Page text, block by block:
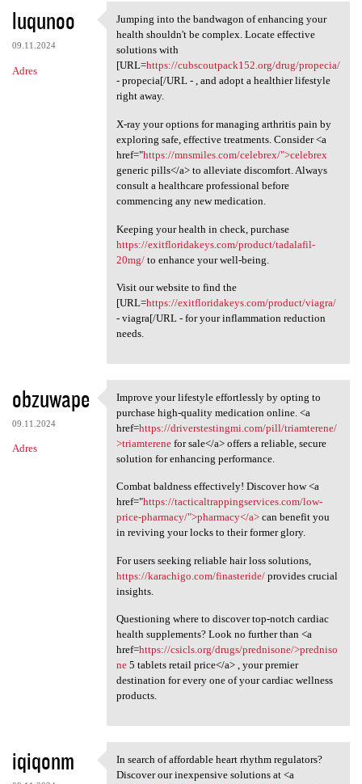
luqunoo
09.11.2024
Adres
Jumping into the bandwagon of
Jumping into the bandwagon of enhancing your
health shouldn't be complex. Locate effective
solutions with
[URL=https://cubscoutpack152.org/drug/propecia/
- propecia[/URL - , and adopt a healthier lifestyle
right away.
X-ray your options for managing arthritis pain by
exploring safe, effective treatments. Consider <a
href="https://mnsmiles.com/celebrex/">celebrex
generic pills</a> to alleviate discomfort. Always
consult a healthcare professional before
commencing any new medication.
Keeping your health in check, purchase
https://exitfloridakeys.com/product/tadalafil-
20mg/to enhance your well-being.
Visit our website to find the
[URL=https://exitfloridakeys.com/product/viagra/
- viagra[/URL - for your inflammation reduction
needs.
obzuwape
09.11.2024
Adres
Improve your lifestyle
Improve your lifestyle effortlessly by opting to
purchase high-quality medication online. <a
href=https://driverstestingmi.com/pill/triamterene/
>triamterenefor sale</a> offers a reliable, secure
solution for enhancing performance.
Combat baldness effectively! Discover how <a
href="https://tacticaltrappingservices.com/low-
price-pharmacy/">pharmacy</a>can benefit you
in reviving your locks to their former glory.
For users seeking reliable hair loss solutions,
https://karachigo.com/finasteride/provides crucial
insights.
Questioning where to discover top-notch cardiac
health supplements? Look no further than <a
href=https://csicls.org/drugs/prednisone/>predniso
ne5 tablets retail price</a> , your premier
destination for every one of your cardiac wellness
products.
iqiqonm In search of affordable heart
In search of affordable heart rhythm regulators?
Discover our inexpensive solutions at <a